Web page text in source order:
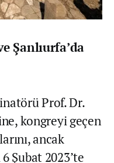
Şanlıurfa’da
Prof. Dr.
kongreyi geçen
ancak
Şubat 2023’te